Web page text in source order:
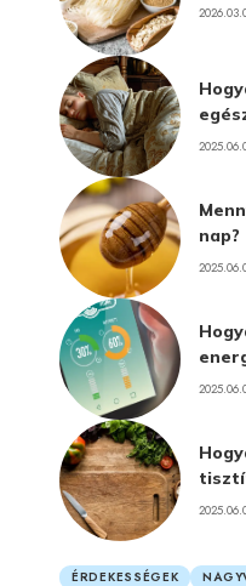
nap?
ÉRDEKESSÉGEK